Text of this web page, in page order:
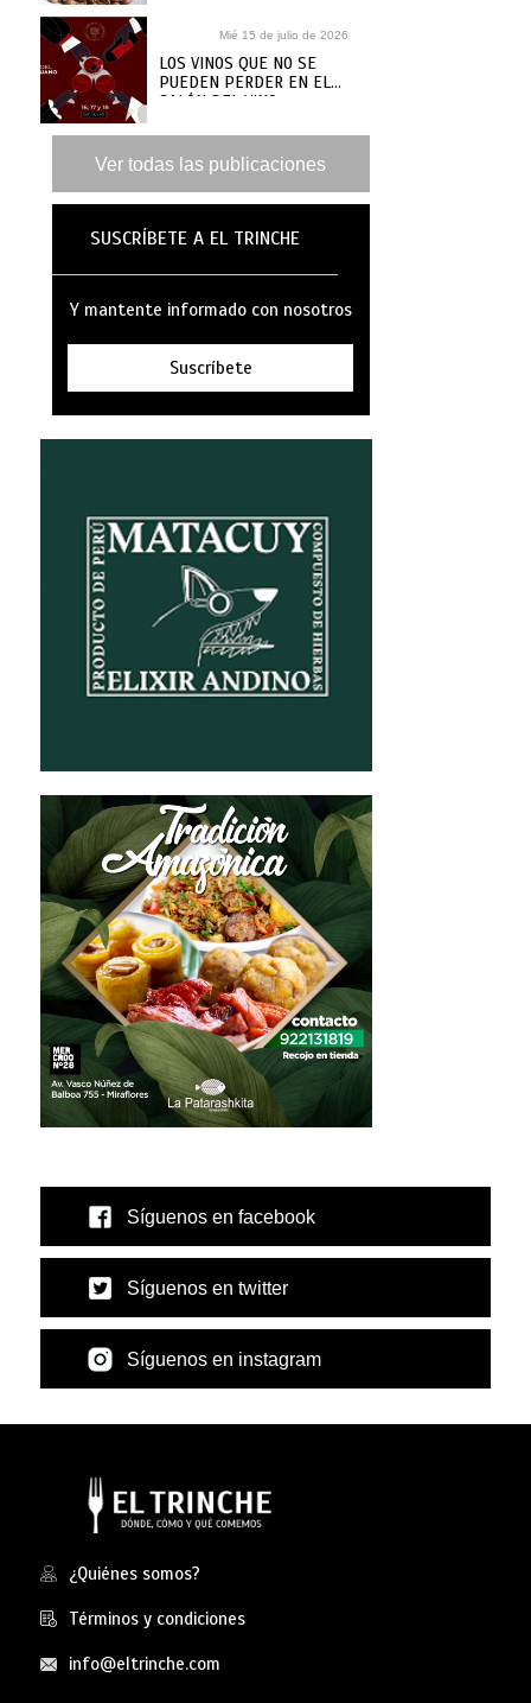
Mié 15 de julio de 2026
LOS VINOS QUE NO SE
PUEDEN PERDER EN EL
SALÓN DEL VINO
Ver todas las publicaciones
SUSCRÍBETE A EL TRINCHE
Y mantente informado con nosotros
Suscríbete
Síguenos en facebook
Síguenos en twitter
Síguenos en instagram
¿Quiénes somos?
Términos y condiciones
info@eltrinche.com